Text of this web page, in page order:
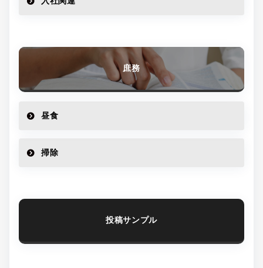
庶務
昼食
掃除
投稿サンプル